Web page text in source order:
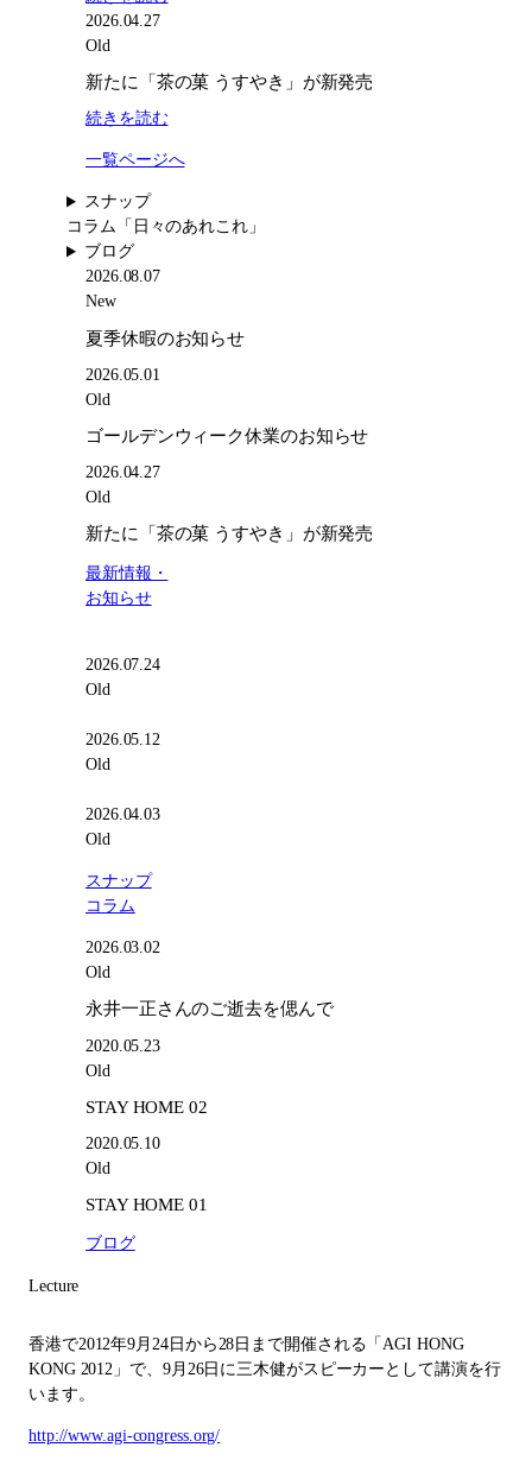
ら
せ
ル
デ
ン
ィ
ク
知
2026.04.27
Old
新たに「茶の菓 うすやき」が新発売
続きを読む:
た
「茶
や
発
一覧ページへ
スナップ
コラム 「日々のあれこれ」
ブログ
2026.08.07
New
夏季休暇のお知らせ
2026.05.01
Old
ゴールデンウィーク休業のお知らせ
2026.04.27
Old
新たに「茶の菓 うすやき」が新発売
最新情報・
お知らせ
2026.07.24
Old
2026.05.12
Old
2026.04.03
Old
スナップ
コラム
2026.03.02
Old
永井一正さんのご逝去を偲んで
2020.05.23
Old
STAY HOME 02
2020.05.10
Old
STAY HOME 01
ブログ
Lecture
香港で2012年9月24日から28日まで開催される「AGI HONG
KONG 2012」で、9月26日に三木健がスピーカーとして講演を行
います。
http://www.agi-congress.org/